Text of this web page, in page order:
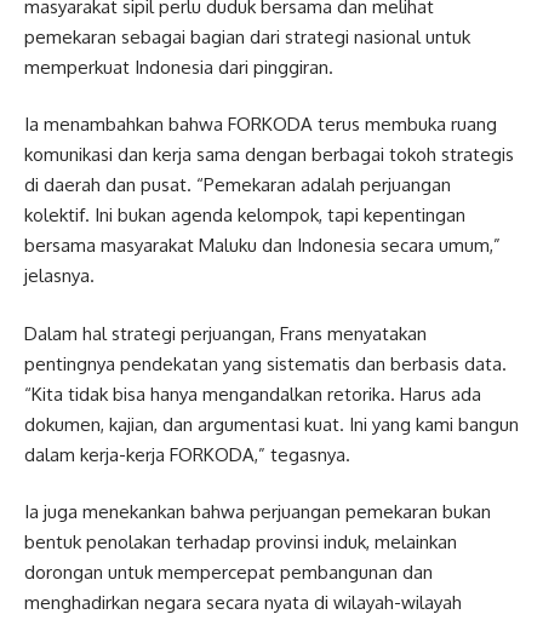
masyarakat sipil perlu duduk bersama dan melihat
pemekaran sebagai bagian dari strategi nasional untuk
memperkuat Indonesia dari pinggiran.
Ia menambahkan bahwa FORKODA terus membuka ruang
komunikasi dan kerja sama dengan berbagai tokoh strategis
di daerah dan pusat. “Pemekaran adalah perjuangan
kolektif. Ini bukan agenda kelompok, tapi kepentingan
bersama masyarakat Maluku dan Indonesia secara umum,”
jelasnya.
Dalam hal strategi perjuangan, Frans menyatakan
pentingnya pendekatan yang sistematis dan berbasis data.
“Kita tidak bisa hanya mengandalkan retorika. Harus ada
dokumen, kajian, dan argumentasi kuat. Ini yang kami bangun
dalam kerja-kerja FORKODA,” tegasnya.
Ia juga menekankan bahwa perjuangan pemekaran bukan
bentuk penolakan terhadap provinsi induk, melainkan
dorongan untuk mempercepat pembangunan dan
menghadirkan negara secara nyata di wilayah-wilayah